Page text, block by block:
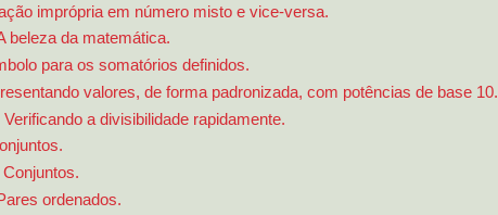
imprópria em número misto e vice-versa.
beleza da matemática.
para os somatórios definidos.
valores, de forma padronizada, com potências de base 10.
a divisibilidade rapidamente.
ordenados.